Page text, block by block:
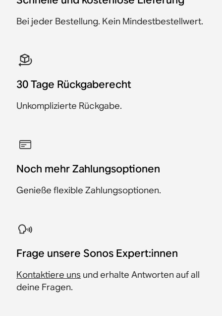
Bei jeder Bestellung. Kein Mindestbestellwert.
30 Tage Rückgaberecht
Unkomplizierte Rückgabe.
Noch mehr Zahlungsoptionen
Genieße flexible Zahlungsoptionen.
​Frage unsere Sonos Expert:innen
Kontaktiere uns und erhalte Antworten auf all
deine Fragen.